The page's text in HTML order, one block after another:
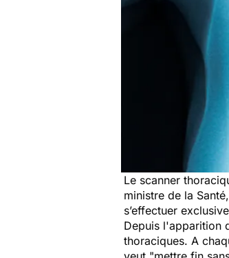
Le scanner
ministre de la
s’effectuer
Depuis l'apparition
thoraciques. A